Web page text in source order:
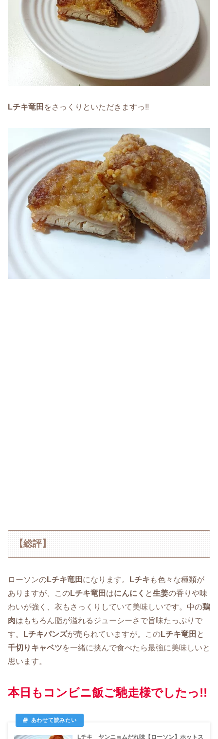
Lチキ竜田 をさっくりといただきますっ!!
【総評】
ローソンのLチキ竜田 になります。 Lチキ も色々な種類が
ありますが、このLチキ竜田 はにんにく と生姜の香りや味
わいが強く、衣もさっくりしていて美味しいです。中の鶏
肉はもちろん脂が溢れるジューシーさで旨味たっぷりで
す。
Lチキパンズが売られていますが。このLチキ竜田 と
千切りキャベツを一緒に挟んで食べたら最強に美味しいと
思います。
本日もコンビニ飯ご馳走様でしたっ!!
Lチキ ヤンニョムだれ味【ローソン】ホットス